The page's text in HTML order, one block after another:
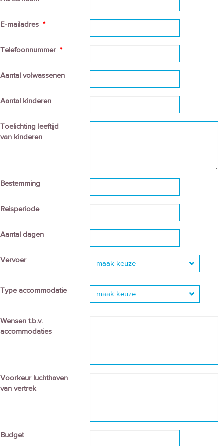
E-mailadres *
Telefoonnummer *
Aantal volwassenen
Aantal kinderen
Toelichting leeftijd
van kinderen
Bestemming
Reisperiode
Aantal dagen
Vervoer maak keuze
Type accommodatie maak keuze
Wensen t.b.v.
accommodaties
Voorkeur luchthaven
van vertrek
Budget